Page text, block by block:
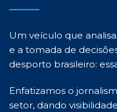
Um veículo que
e a tomada de
desporto brasileiro:
Enfatizamos o
setor, dando